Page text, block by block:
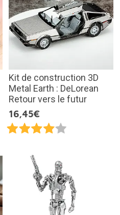
Kit de construction 3D
Metal Earth : DeLorean
Retour vers le futur
16,45€